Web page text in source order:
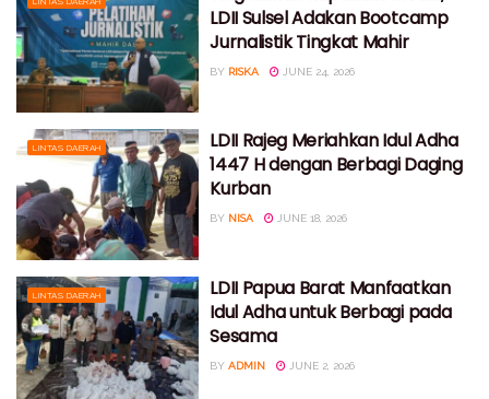
LDII Sulsel Adakan Bootcamp
Jurnalistik Tingkat Mahir
BY RISKA JUNE 24, 2026
LINTAS DAERAH
LDII Rajeg Meriahkan Idul Adha
1447 H dengan Berbagi Daging
Kurban
BY NISA JUNE 18, 2026
LINTAS DAERAH
LDII Papua Barat Manfaatkan
Idul Adha untuk Berbagi pada
Sesama
BY ADMIN JUNE 2, 2026